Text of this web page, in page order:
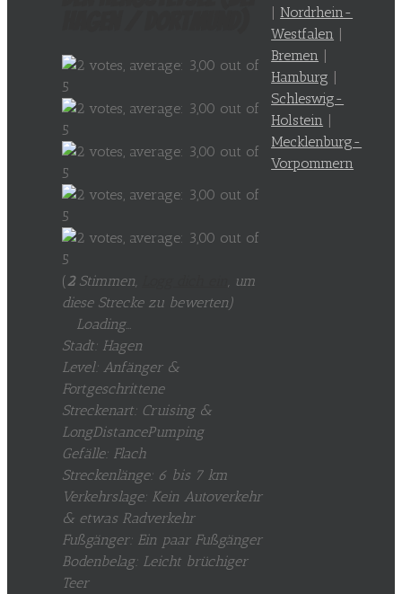
(2Stimmen,
, um
diese Strecke zu bewerten)
Loading...
Stadt: Hagen
Level: Anfänger &
Fortgeschrittene
Streckenart: Cruising &
LongDistancePumping
Gefälle: Flach
Streckenlänge: 6 bis 7 km
Verkehrslage: Kein Autoverkehr
& etwas Radverkehr
Fußgänger: Ein paar Fußgänger
Bodenbelag: Leicht brüchiger
Teer
| Nordrhein-
Westfalen |
Bremen |
Hamburg |
Schleswig-
Holstein |
Mecklenburg-
Vorpommern